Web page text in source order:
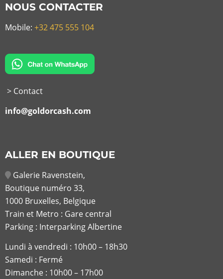
NOUS CONTACTER
Mobile: +32 475 555 104
> Contact
info@goldorcash.com
ALLER EN BOUTIQUE
Galerie Ravenstein,
Boutique numéro 33,
1000 Bruxelles, Belgique
Train et Metro : Gare central
Parking : Interparking Albertine
Lundi à vendredi : 10h00 – 18h30
Samedi : Fermé
Dimanche : 10h00 – 17h00